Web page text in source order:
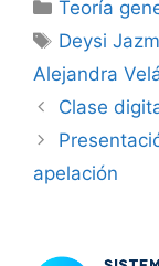
Teoría
Etiquetas
Deysi
Alejandra
Clase
apelación